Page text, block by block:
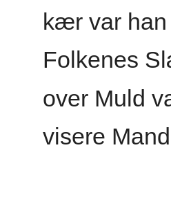
kær var
Folkenes
over Muld
visere